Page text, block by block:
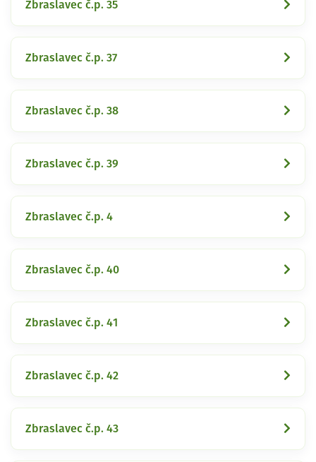
Zbraslavec č.p. 35
Zbraslavec č.p. 37
Zbraslavec č.p. 38
Zbraslavec č.p. 39
Zbraslavec č.p. 4
Zbraslavec č.p. 40
Zbraslavec č.p. 41
Zbraslavec č.p. 42
Zbraslavec č.p. 43